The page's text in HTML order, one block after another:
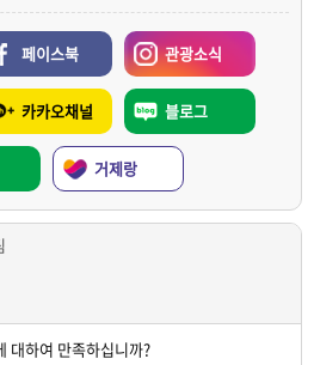
페이스북 관광소식
카카오채널 블로그
거제랑
대하여 만족하십니까?